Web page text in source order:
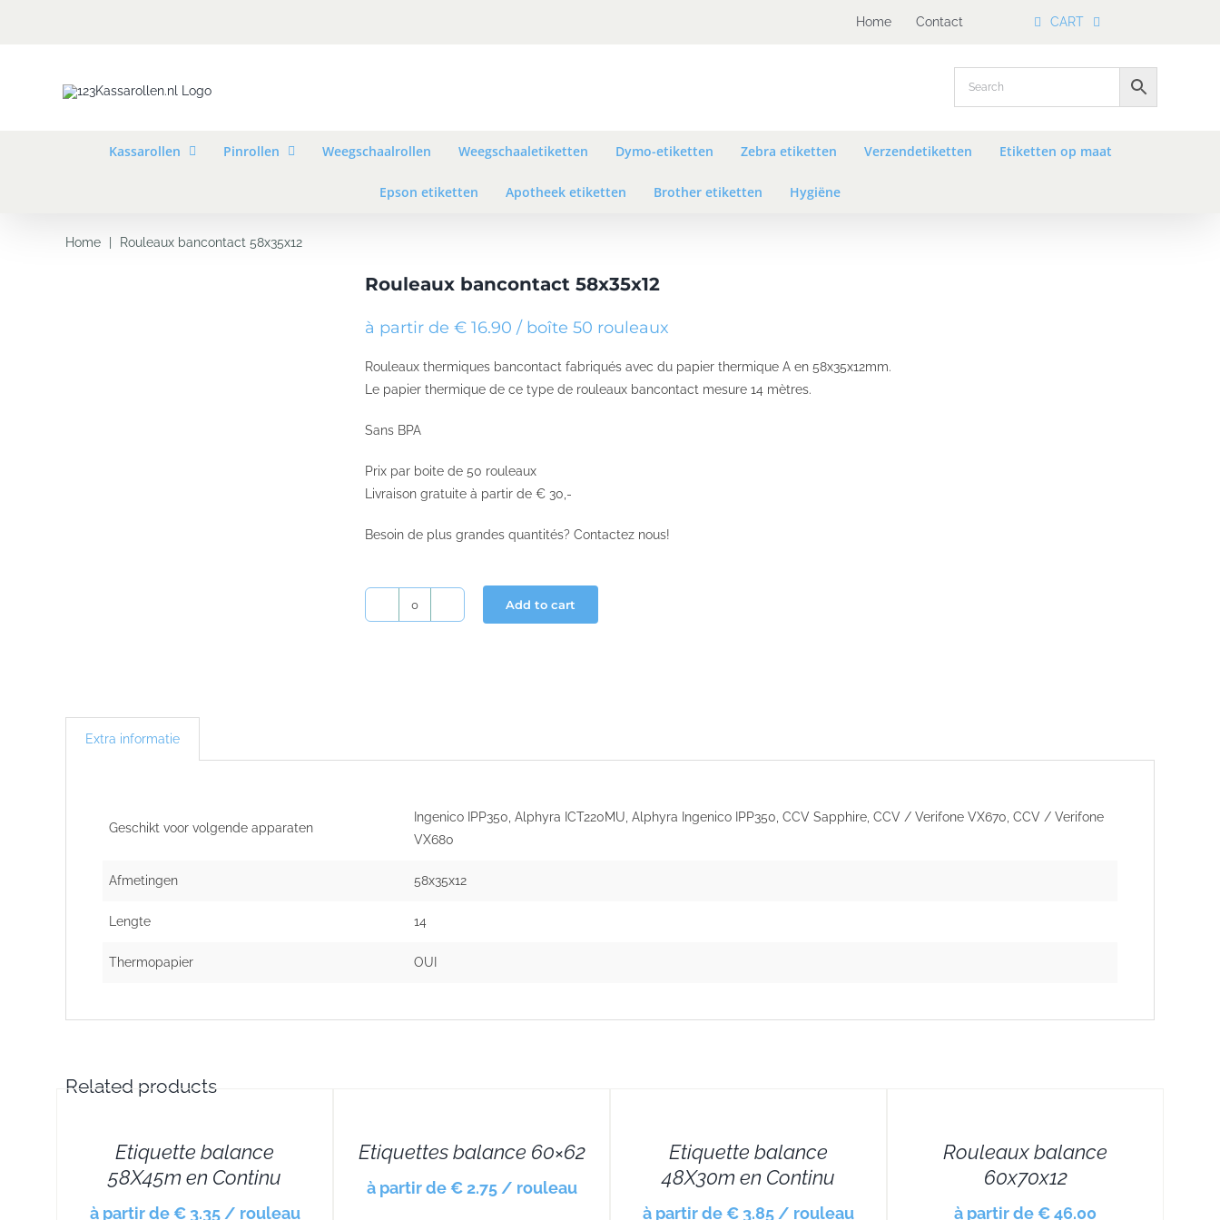
Home Contact CART
Kassarollen Pinrollen Weegschaalrollen Weegschaaletiketten Dymo-etiketten Zebra etiketten Verzendetiketten Etiketten op maat
Epson etiketten Apotheek etiketten Brother etiketten Hygiëne
Home Rouleaux bancontact 58x35x12
Rouleaux bancontact 58x35x12
à partir de € 16.90 / boîte 50 rouleaux
Rouleaux thermiques bancontact fabriqués avec du papier thermique A en 58x35x12mm.
Le papier thermique de ce type de rouleaux bancontact mesure 14 mètres.
Sans BPA
Prix par boite de 50 rouleaux
Livraison gratuite à partir de € 30,-
Besoin de plus grandes quantités? Contactez nous!
Rouleaux
Add to cart
Extra informatie
Geschikt voor volgende apparaten
Ingenico IPP350, Alphyra ICT220MU, Alphyra Ingenico IPP350, CCV Sapphire, CCV / Verifone VX670, CCV / Verifone
VX680
Afmetingen 58x35x12
Lengte 14
Thermopapier OUI
Related products
Etiquette balance
58X45m en Continu
à partir de € 3.35 / rouleau
Etiquettes balance 60×62
à partir de € 2.75 / rouleau
Etiquette balance
48X30m en Continu
à partir de € 3.85 / rouleau
Rouleaux balance
60x70x12
à partir de € 46.00